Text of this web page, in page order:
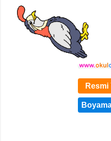
Resmi